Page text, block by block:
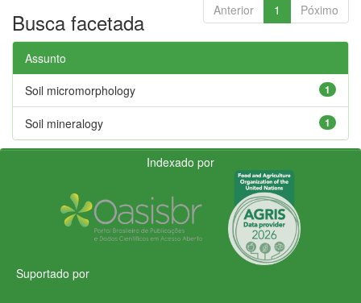
Anterior 1 Póximo
Busca facetada
Assunto
1
Soil micromorphology
1
Soil mineralogy
Indexado por
Suportado por